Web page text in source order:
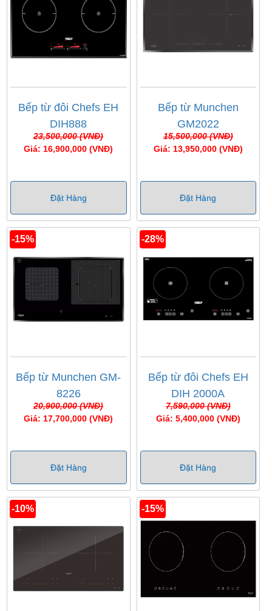
Bếp từ đôi Chefs EH
DIH888
23,500,000 (VNĐ)
Giá: 16,900,000 (VNĐ)
Đặt Hàng
Bếp từ Munchen
GM2022
15,500,000 (VNĐ)
Giá: 13,950,000 (VNĐ)
Đặt Hàng
-15%
Bếp từ Munchen GM-
8226
20,900,000 (VNĐ)
Giá: 17,700,000 (VNĐ)
Đặt Hàng
-28%
Bếp từ đôi Chefs EH
DIH 2000A
7,590,000 (VNĐ)
Giá: 5,400,000 (VNĐ)
Đặt Hàng
-10% -15%